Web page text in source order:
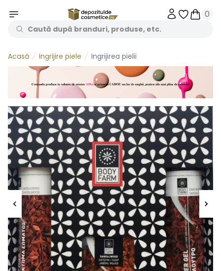
Obiecte
0
Acasă Ingrijire piele Ingrijirea pielii